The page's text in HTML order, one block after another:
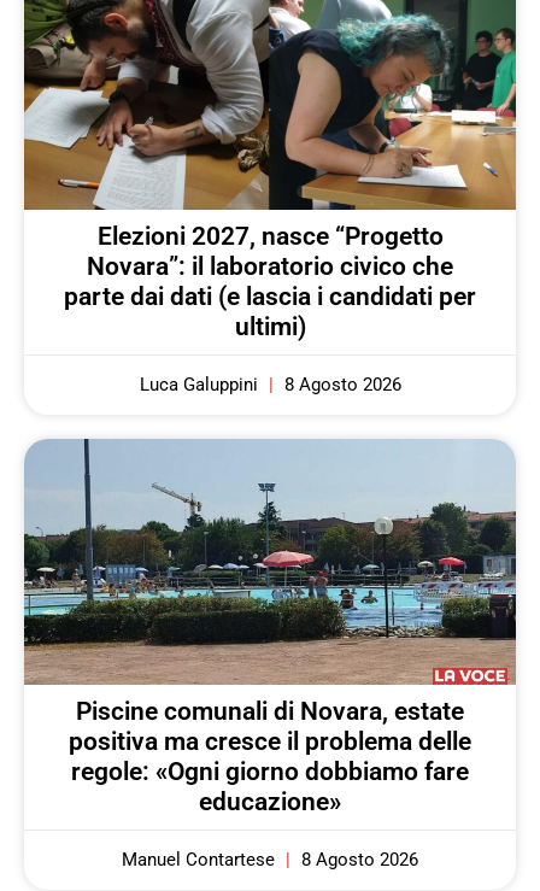
Elezioni 2027, nasce “Progetto
Novara”: il laboratorio civico che
parte dai dati (e lascia i candidati per
ultimi)
Luca Galuppini 8 Agosto 2026
Piscine comunali di Novara, estate
positiva ma cresce il problema delle
regole: «Ogni giorno dobbiamo fare
educazione»
Manuel Contartese 8 Agosto 2026